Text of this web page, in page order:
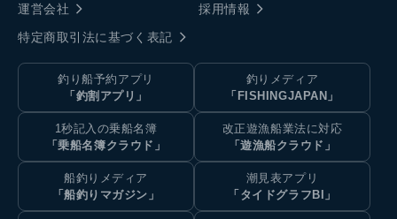
運営会社
採用情報
特定商取引法に基づく表記
釣り船予約アプリ
「釣割アプリ」
釣りメディア
「FISHINGJAPAN」
1秒記入の乗船名簿
「乗船名簿クラウド」
改正遊漁船業法に対応
「遊漁船クラウド」
船釣りメディア
「船釣りマガジン」
潮見表アプリ
「タイドグラフBI」